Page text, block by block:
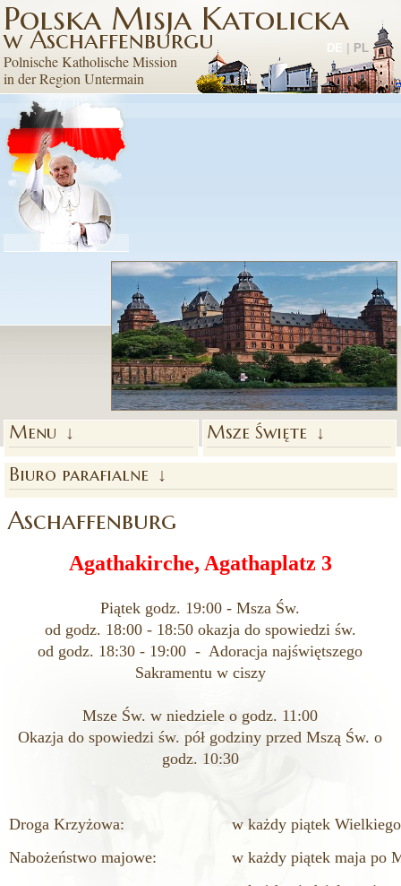
Polska Misja Katolicka
w Aschaffenburgu
Polnische Katholische Mission
in der Region Untermain
DE | PL
Menu
Msze Święte
Biuro parafialne
Aschaffenburg
Agathakirche, Agathaplatz 3
Piątek godz. 19:00 - Msza Św.
od godz. 18:00 - 18:50 okazja do spowiedzi św.
od godz. 18:30 - 19:00 - Adoracja najświętszego
Sakramentu w ciszy
Msze Św. w niedziele o godz. 11:00
Okazja do spowiedzi św. pół godziny przed Mszą Św. o
godz. 10:30
Droga Krzyżowa:
w każdy piątek
Nabożeństwo majowe:
w każdy piątek maja po